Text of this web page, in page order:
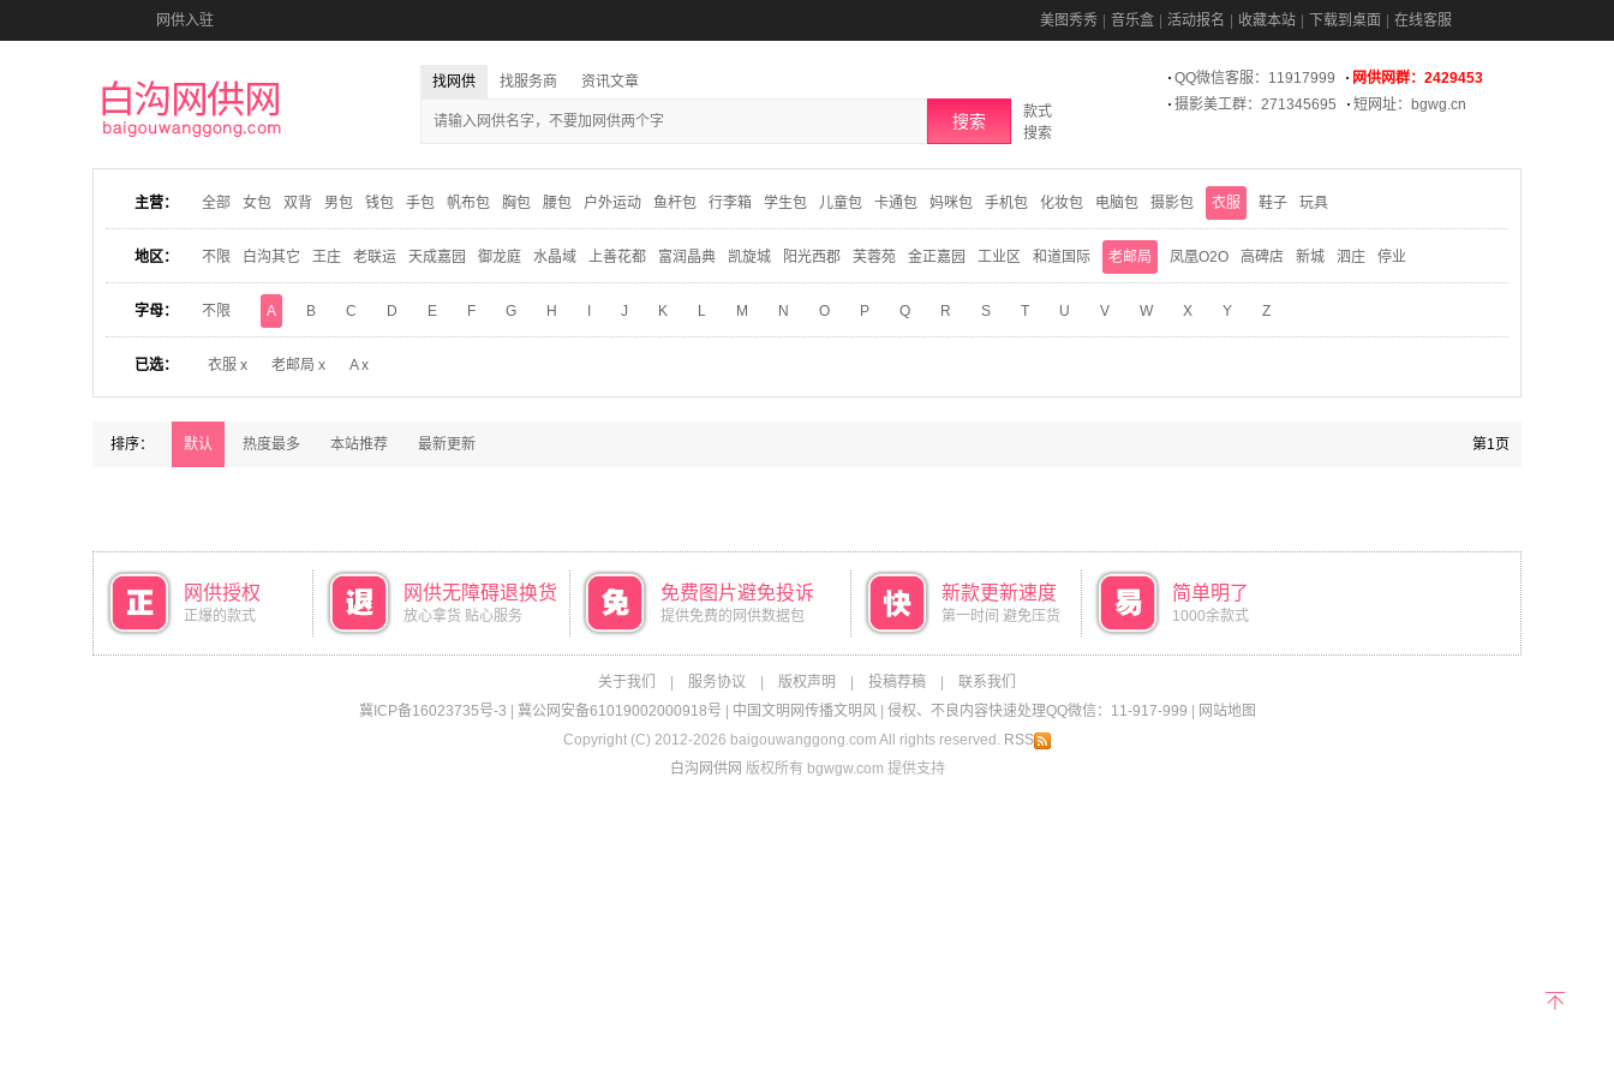
网供入驻 美图秀秀 音乐盒 活动报名 收藏本站 下载到桌面 在线客服
找网供 找服务商 资讯文章
搜索
款式
搜索
QQ微信客服：11917999
网供网群：2429453
摄影美工群：271345695
短网址：bgwg.cn
主营： 全部 女包 双背 男包 钱包 手包 帆布包 胸包 腰包 户外运动 鱼杆包 行李箱 学生包 儿童包 卡通包 妈咪包 手机包 化妆包 电脑包 摄影包 衣服 鞋子 玩具
地区： 不限 白沟其它 王庄 老联运 天成嘉园 御龙庭 水晶域 上善花都 富润晶典 凯旋城 阳光西郡 芙蓉苑 金正嘉园 工业区 和道国际 老邮局 凤凰O2O 高碑店 新城 泗庄 停业
字母： 不限 A B C D E F G H J K L M N O P Q R S T U V W X Y Z
已选： 衣服 x 老邮局 x A x
排序： 默认 热度最多 本站推荐 最新更新 第1页
网供授权
正爆的款式
网供无障碍退换货
放心拿货 贴心服务
免费图片避免投诉
提供免费的网供数据包
新款更新速度
第一时间 避免压货
简单明了
1000余款式
关于我们 服务协议 版权声明 投稿荐稿
联系我们
冀ICP备16023735号-3
冀公网安备61019002000918号 中国文明网传播文明风| 侵权、不良内容快速处理QQ微信：11-917-999
网站地图
Copyright (C) 2012-2026 baigouwanggong.com All rights reserved. RSS
白沟网供网 版权所有 bgwgw.com 提供支持